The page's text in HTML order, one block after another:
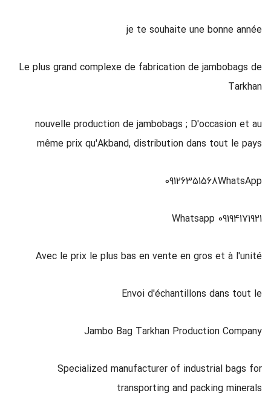
je te souhaite une bonne année
Le plus grand complexe de fabrication de jambobags de
Tarkhan
nouvelle production de jambobags ; D'occasion et au
même prix qu'Akband, distribution dans tout le pays
09126351568WhatsApp
09194171921 Whatsapp
Avec le prix le plus bas en vente en gros et à l'unité
Envoi d'échantillons dans tout le
Jambo Bag Tarkhan Production Company
Specialized manufacturer of industrial bags for
transporting and packing minerals